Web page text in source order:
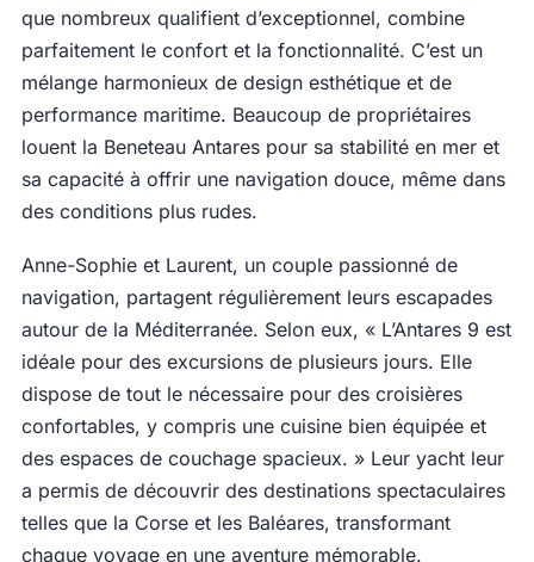
que nombreux qualifient d’exceptionnel, combine
parfaitement le confort et la fonctionnalité. C’est un
mélange harmonieux de design esthétique et de
performance maritime. Beaucoup de propriétaires
louent la Beneteau Antares pour sa stabilité en mer et
sa capacité à offrir une navigation douce, même dans
des conditions plus rudes.
Anne-Sophie et Laurent, un couple passionné de
navigation, partagent régulièrement leurs escapades
autour de la Méditerranée. Selon eux, « L’Antares 9 est
idéale pour des excursions de plusieurs jours. Elle
dispose de tout le nécessaire pour des croisières
confortables, y compris une cuisine bien équipée et
des espaces de couchage spacieux. » Leur yacht leur
a permis de découvrir des destinations spectaculaires
telles que la Corse et les Baléares, transformant
chaque voyage en une aventure mémorable.